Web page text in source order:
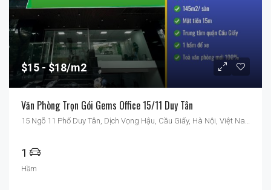
$15 $18/m2
Văn Phòng Trọn Gói Gems Office 15/11 Duy Tân
1
Hầm